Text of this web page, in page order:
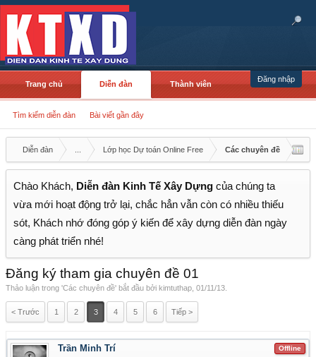
Đăng nhập
Trang chủ Diễn đàn
Tìm kiếm diễn đàn Bài viết gần đây
Thành viên
Diễn đàn Lớp học Dự toán Online Free Các chuyên đề
Chào Khách, Diễn đàn Kinh Tế Xây Dựng của chúng ta
vừa mới hoạt động trở lại, chắc hẳn vẫn còn có nhiều thiếu
sót, Khách nhớ đóng góp ý kiến để xây dựng diễn đàn ngày
càng phát triển nhé!
Đăng ký tham gia chuyên đề 01
Thảo luận trong 'Các chuyên đề' bắt đầu bởi kimtuthap 01/11/13
< Trước 1 2 3 4 5 6 Tiếp >
Offline
Trần Minh Trí